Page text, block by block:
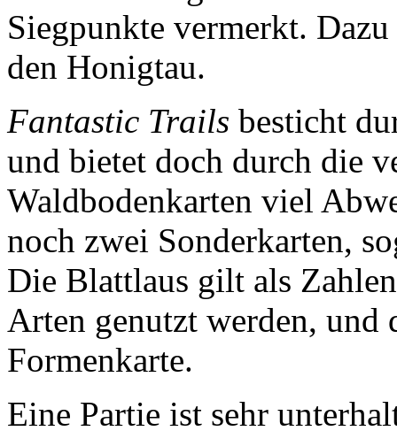
Siegpunkte vermerkt.
den Honigtau.
Fantastic Trails besticht
und bietet doch durch die
Waldbodenkarten viel
noch zwei Sonderkarten,
Die Blattlaus gilt als
Arten genutzt werden, und
Formenkarte.
Eine Partie ist sehr